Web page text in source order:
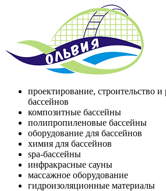
проектирование, строительство и
бассейнов
композитные бассейны
полипропиленовые бассейны
оборудование для бассейнов
химия для бассейнов
spa-бассейны
инфракрасные сауны
массажное оборудование
гидроизоляционные материалы